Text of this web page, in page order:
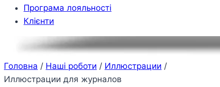
Програма лояльності
Клієнти
Головна / Наші роботи / Иллюстрации /
Иллюстрации для журналов